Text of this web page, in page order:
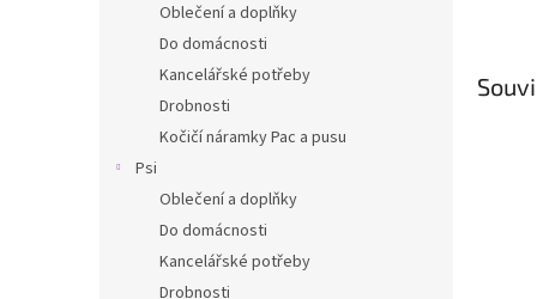
Oblečení a doplňky
Do domácnosti
Kancelářské potřeby
Drobnosti
Kočičí náramky Pac a pusu
Psi
Oblečení a doplňky
Do domácnosti
Kancelářské potřeby
Drobnosti